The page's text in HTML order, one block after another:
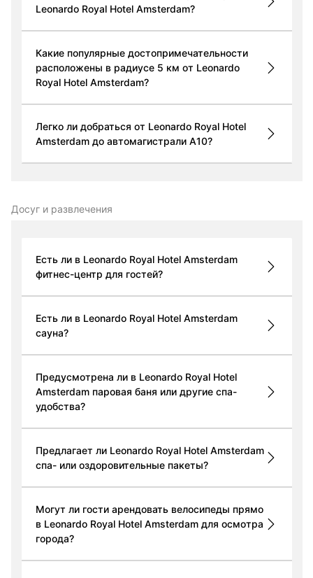
Leonardo Royal Hotel Amsterdam?
Какие популярные достопримечательности
расположены в радиусе 5 км от Leonardo
Royal Hotel Amsterdam?
Легко ли добраться от Leonardo Royal Hotel
Amsterdam до автомагистрали A10?
Досуг и развлечения
Есть ли в Leonardo Royal Hotel Amsterdam
фитнес-центр для гостей?
Есть ли в Leonardo Royal Hotel Amsterdam
сауна?
Предусмотрена ли в Leonardo Royal Hotel
Amsterdam паровая баня или другие спа-
удобства?
Предлагает ли Leonardo Royal Hotel Amsterdam
спа- или оздоровительные пакеты?
Могут ли гости арендовать велосипеды прямо
в Leonardo Royal Hotel Amsterdam для осмотра
города?